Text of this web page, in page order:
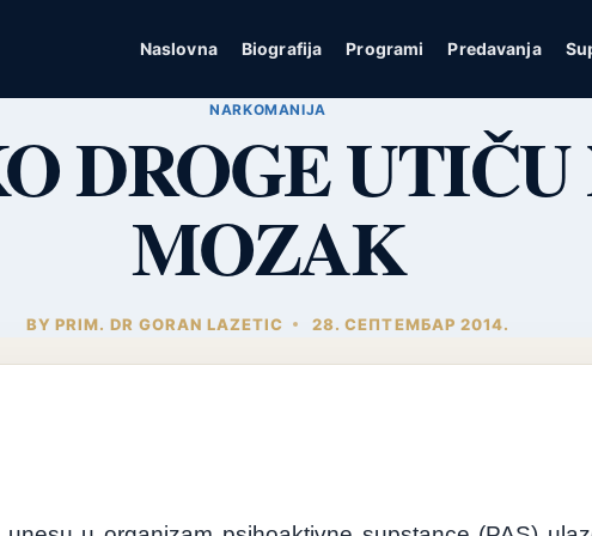
Naslovna Biografija Programi Predavanja
NARKOMANIJA
DROGE UTIČU
MOZAK
BY PRIM. DR GORAN LAZETIC 28. СЕПТЕМБАР 2014.